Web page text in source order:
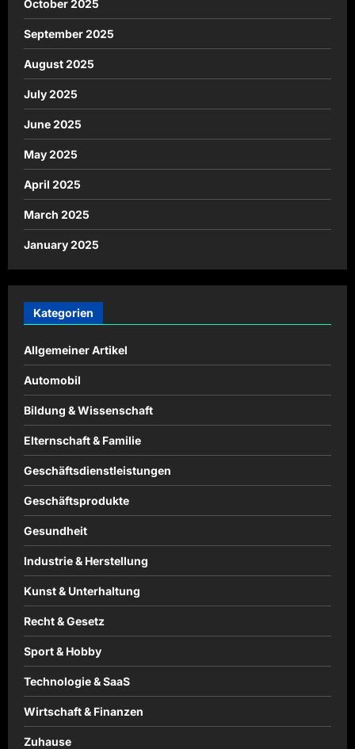
October 2025
September 2025
August 2025
July 2025
June 2025
May 2025
April 2025
March 2025
January 2025
Kategorien
Allgemeiner Artikel
Automobil
Bildung & Wissenschaft
Elternschaft & Familie
Geschäftsdienstleistungen
Geschäftsprodukte
Gesundheit
Industrie & Herstellung
Kunst & Unterhaltung
Recht & Gesetz
Sport & Hobby
Technologie & SaaS
Wirtschaft & Finanzen
Zuhause